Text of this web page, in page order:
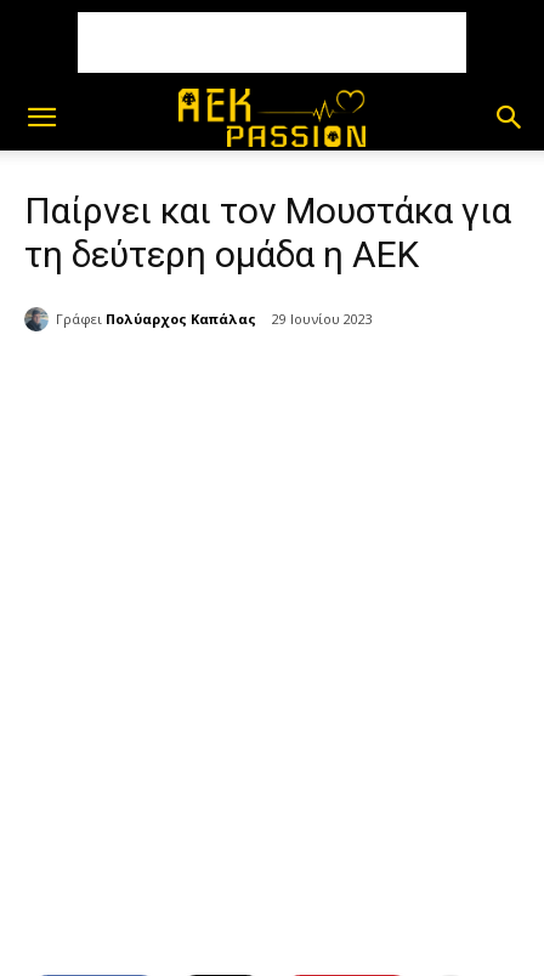
Παίρνει και τον Μουστάκα για
τη δεύτερη ομάδα η ΑΕΚ
Γράφει Πολύαρχος Καπάλας 29 Ιουνίου 2023